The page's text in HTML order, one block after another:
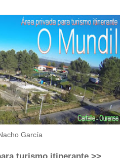
García